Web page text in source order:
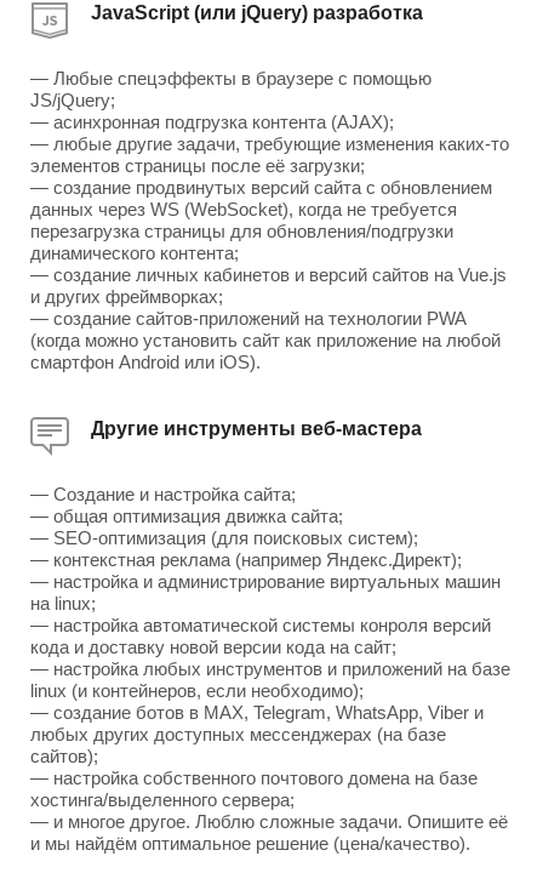
JavaScript (или jQuery) разработка
— Любые спецэффекты в браузере с помощью
JS/jQuery;
— асинхронная подгрузка контента (AJAX);
— любые другие задачи, требующие изменения каких-то
элементов страницы после её загрузки;
— создание продвинутых версий сайта с обновлением
данных через WS (WebSocket), когда не требуется
перезагрузка страницы для обновления/подгрузки
динамического контента;
— создание личных кабинетов и версий сайтов на Vue.js
и других фреймворках;
— создание сайтов-приложений на технологии PWA
(когда можно установить сайт как приложение на любой
смартфон Android или iOS).
Другие инструменты веб-мастера
— Создание и настройка сайта;
— общая оптимизация движка сайта;
— SEO-оптимизация (для поисковых систем);
— контекстная реклама (например Яндекс.Директ);
— настройка и администрирование виртуальных машин
на linux;
— настройка автоматической системы конроля версий
кода и доставку новой версии кода на сайт;
— настройка любых инструментов и приложений на базе
linux (и контейнеров, если необходимо);
— создание ботов в MAX, Telegram, WhatsApp, Viber и
любых других доступных мессенджерах (на базе
сайтов);
— настройка собственного почтового домена на базе
хостинга/выделенного сервера;
— и многое другое. Люблю сложные задачи. Опишите её
и мы найдём оптимальное решение (цена/качество).